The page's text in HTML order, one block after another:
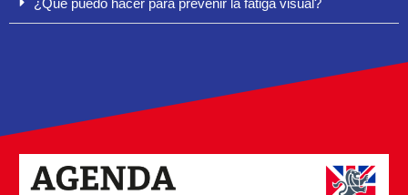
¿Qué puedo hacer para prevenir la fatiga visual?